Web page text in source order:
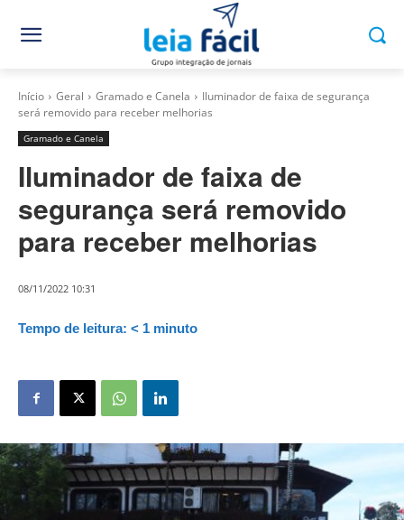
Início Geral Gramado e Canela
Iluminador de faixa de segurança
será removido para receber melhorias
Gramado e Canela
Iluminador de faixa de
segurança será removido
para receber melhorias
08/11/2022 10:31
Tempo de leitura: < 1 minuto